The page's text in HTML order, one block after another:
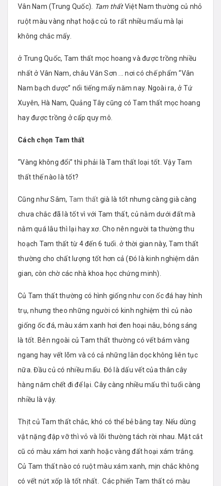
Vân Nam (Trung Quốc). Tam thấtViệt Nam thường củ nhỏ
ruột màu vàng nhạt hoặc củ to rất nhiều mấu mà lại
không chắc mấy.
ở Trung Quốc, Tam thất mọc hoang và được trồng nhiều
nhất ở Vân Nam, châu Văn Sơn ... nơi có chế phẩm “Vân
Nam bạch dược” nổi tiếng mấy năm nay. Ngoài ra, ở Tứ
Xuyên, Hà Nam, Quảng Tây cũng có Tam thất mọc hoang
hay được trồng ở cấp quy mô.
Cách chọn Tam thất
“Vàng không đổi” thì phải là Tam thất loại tốt. Vậy Tam
thất thế nào là tốt?
Cũng như Sâm, Tam thất già là tốt nhưng càng già càng
chưa chắc đã là tốt vì với Tam thất, củ nằm dưới đất mà
nằm quá lâu thì lại hay xơ. Cho nên người ta thường thu
hoạch Tam thất từ 4 đến 6 tuổi. ở thời gian này, Tam thất
thường cho chất lượng tốt hơn cả (Đó là kinh nghiệm dân
gian, còn chờ các nhà khoa học chứng minh).
Củ Tam thất thường có hình giống như con ốc đá hay hình
trụ, nhưng theo những người có kinh nghiệm thì củ nào
giống ốc đá, màu xám xanh hơi đen hoại nâu, bóng sáng
là tốt. Bên ngoài củ Tam thất thường có vết bám vàng
ngang hay vết lõm và có cả những lằn dọc không liên tục
nữa. Đầu củ có nhiều mấu. Đó là dấu vết của thân cây
hàng năm chết đi để lại. Cây càng nhiều mấu thì tuổi càng
nhiều là vậy.
Thịt củ Tam thất chắc, khó có thể bẻ bằng tay. Nếu dùng
vật nặng đập vỡ thì vỏ và lõi thường tách rời nhau. Mặt cắt
cũ có màu xám hơi xanh hoặc vàng đất hoại xám trắng.
Củ Tam thất nào có ruột màu xám xanh, mịn chắc không
có vết nứt xốp là tốt nhất. Các phiến Tam thất có màu